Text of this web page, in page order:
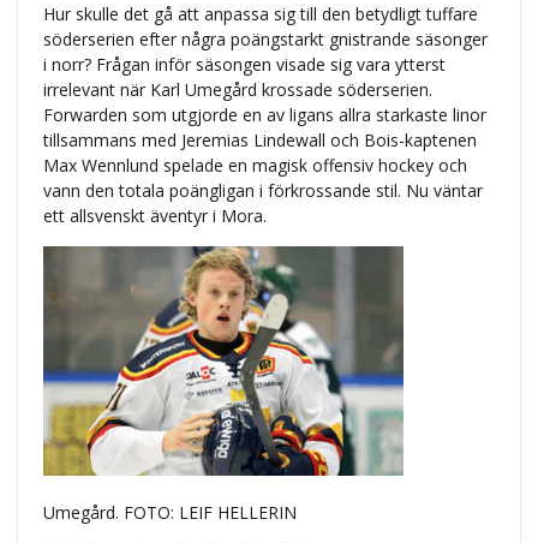
Hur skulle det gå att anpassa sig till den betydligt tuffare
söderserien efter några poängstarkt gnistrande säsonger
i norr? Frågan inför säsongen visade sig vara ytterst
irrelevant när Karl Umegård krossade söderserien.
Forwarden som utgjorde en av ligans allra starkaste linor
tillsammans med Jeremias Lindewall och Bois-kaptenen
Max Wennlund spelade en magisk offensiv hockey och
vann den totala poängligan i förkrossande stil. Nu väntar
ett allsvenskt äventyr i Mora.
Umegård. FOTO: LEIF HELLERIN